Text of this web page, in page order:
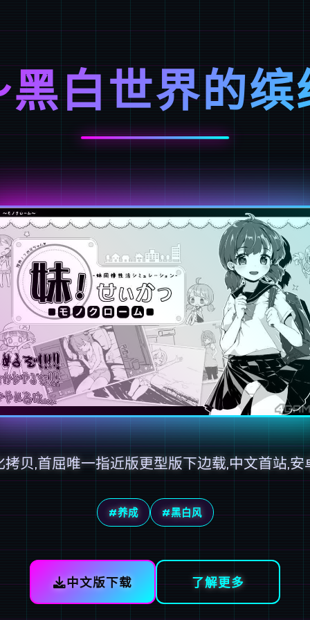
白世界的
拷贝,首屈唯一指近版更型版下边载,中文首站,安
#养成 #黑白风
中文版下载 了解更多